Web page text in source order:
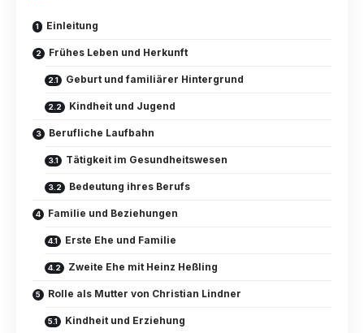
Einleitung
Frühes Leben und Herkunft
Geburt und familiärer Hintergrund
Kindheit und Jugend
Berufliche Laufbahn
Tätigkeit im Gesundheitswesen
Bedeutung ihres Berufs
Familie und Beziehungen
Erste Ehe und Familie
Zweite Ehe mit Heinz Heßling
Rolle als Mutter von Christian Lindner
Kindheit und Erziehung